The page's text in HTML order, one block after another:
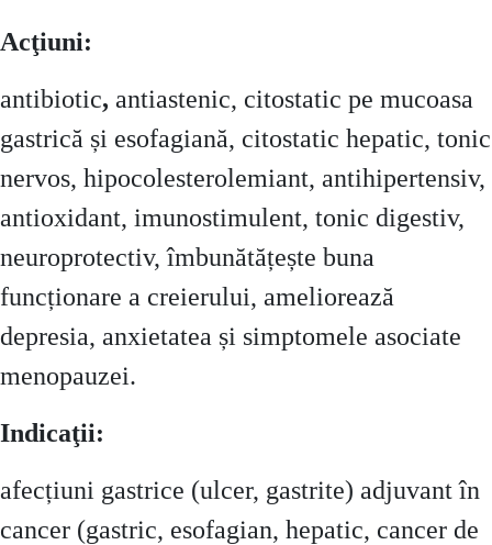
Acţiuni:
antibiotic, antiastenic, citostatic pe mucoasa
gastrică și esofagiană, citostatic hepatic, tonic
nervos, hipocolesterolemiant, antihipertensiv,
antioxidant, imunostimulent, tonic digestiv,
neuroprotectiv, îmbunătățește buna
funcționare a creierului, ameliorează
depresia, anxietatea și simptomele asociate
menopauzei.
Indicaţii:
afecțiuni gastrice (ulcer, gastrite) adjuvant în
cancer (gastric, esofagian, hepatic, cancer de